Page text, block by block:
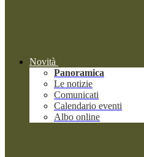
Novità
Panoramica
Le notizie
Comunicati
Calendario eventi
Albo online